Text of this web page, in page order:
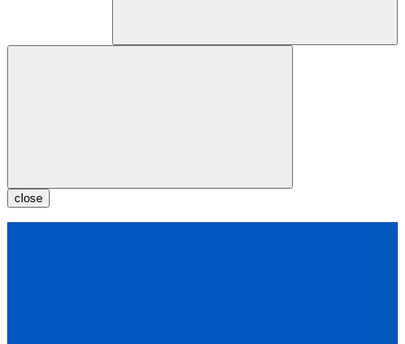
close